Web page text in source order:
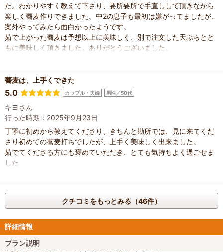
た。わかりやすく教えて下さり、要所要所で手直しして頂きながら
楽しく蕎麦作りできました。中2の息子も最初は嫌がってましたが、
案外やってみたら面白かったようです。
茹で上がった蕎麦は予想以上に美味しく、別で注文した天ぷらとと
もに美味しく頂きました。ありがとうございました。
蕎麦は、上手くできた
5.0 カップル・夫婦 男性／50代
キヨさん
行った時期：2025年9月23日
丁寧に初めから教えてくださり、きちんと勘所では、見に来てくだ
さり初めての蕎麦打ちでしたが、上手く美味しく出来ました。
茹でてくださる方にも褒めていただき、とても気持ちよく過ごせま
した
クチコミをもっとみる（46件）
詳細情報
プラン説明